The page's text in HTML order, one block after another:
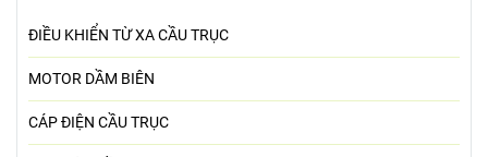
ĐIỀU KHIỂN TỪ XA CẦU TRỤC
MOTOR DẦM BIÊN
CÁP ĐIỆN CẦU TRỤC